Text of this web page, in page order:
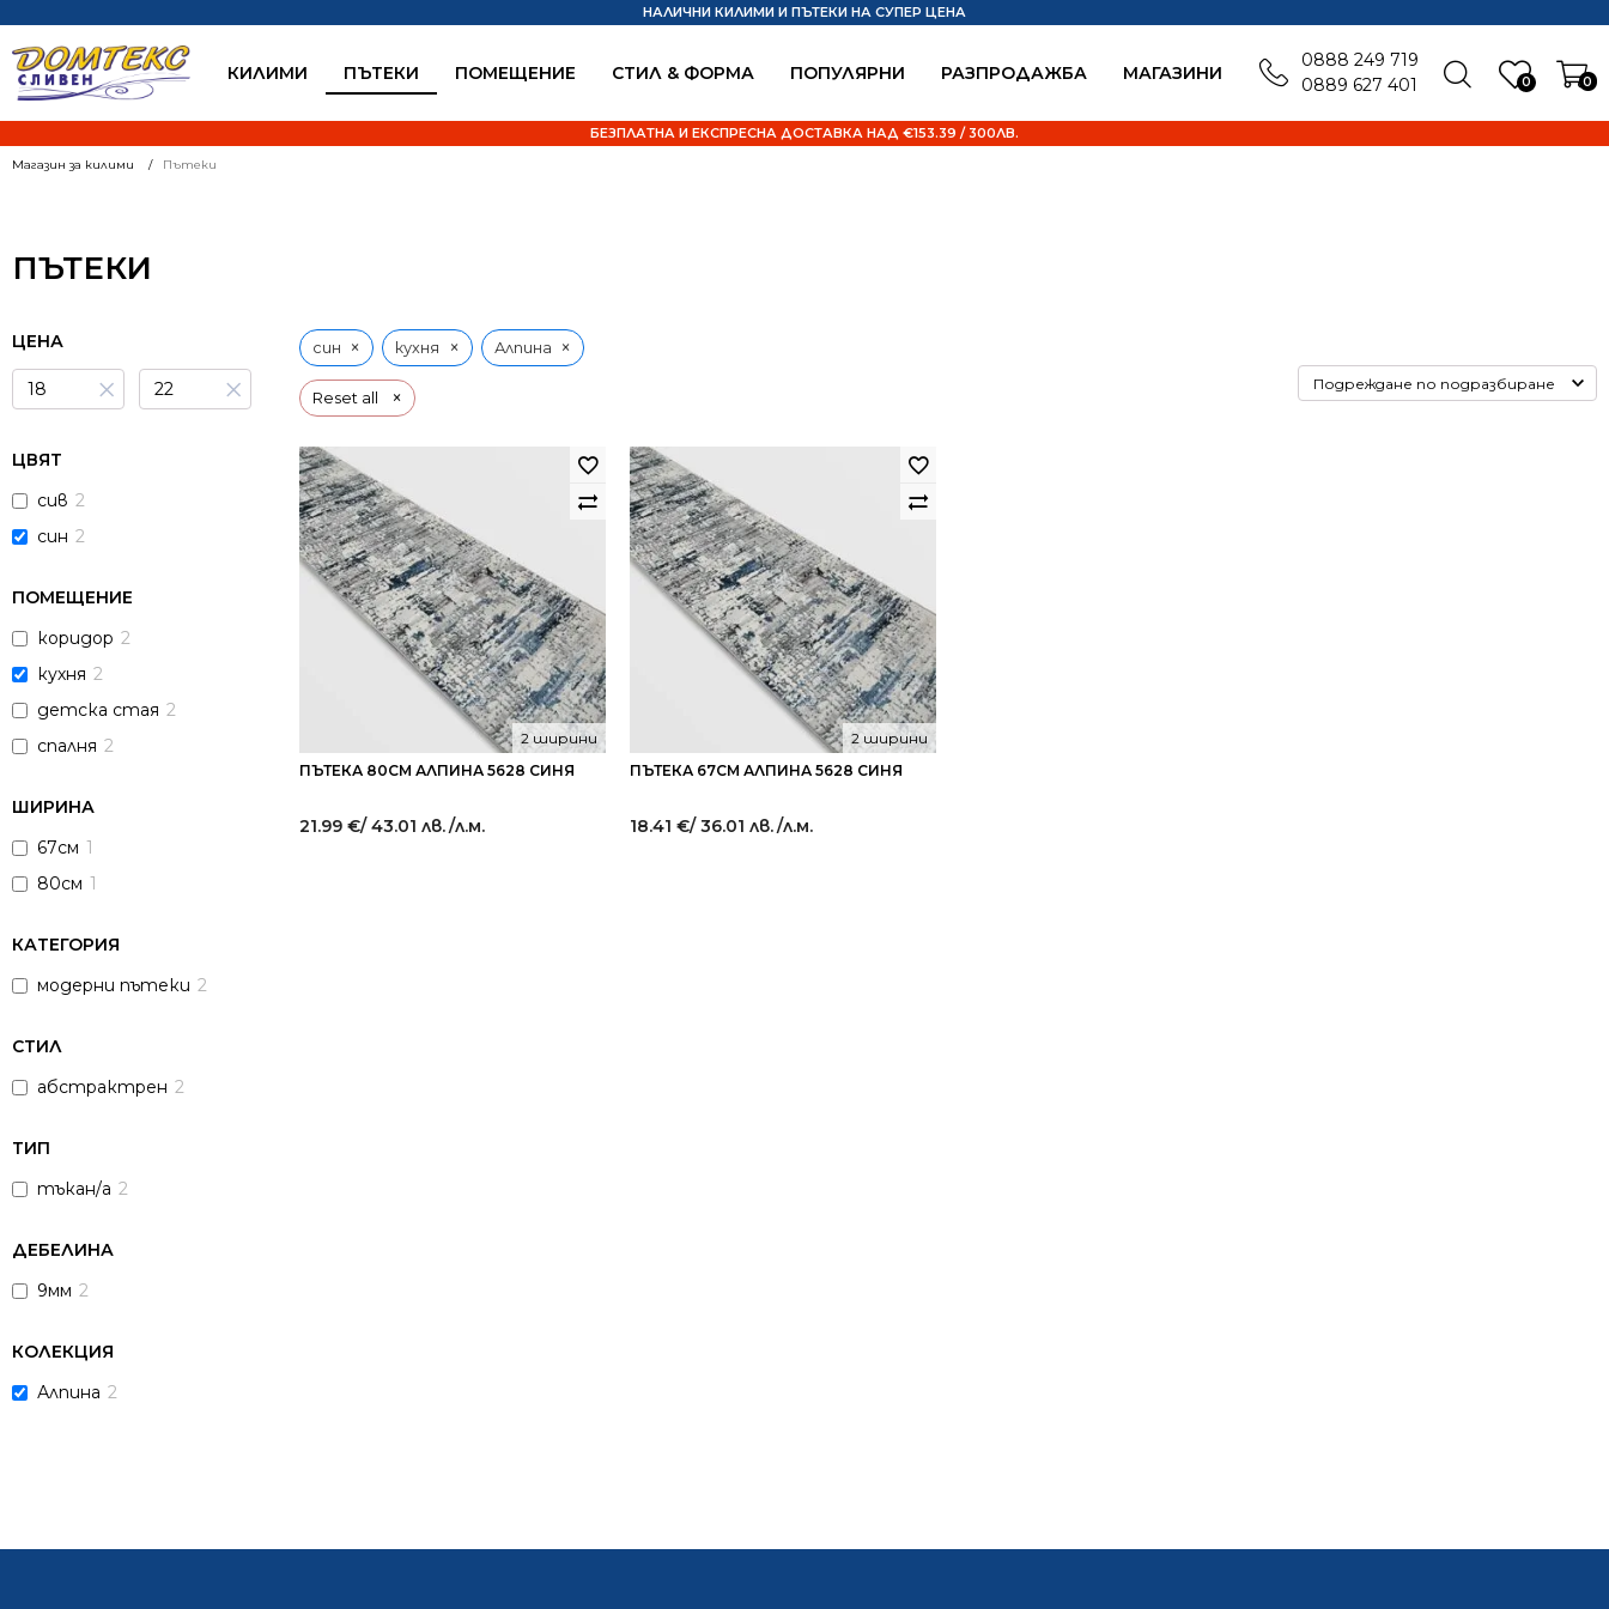
КИЛИМИ ПЪТЕКИ ПОМЕЩЕНИЕ СТИЛ & ФОРМА ПОПУЛЯРНИ РАЗПРОДАЖБА MАГАЗИНИ 0 0
НАЛИЧНИ КИЛИМИ И ПЪТЕКИ НА СУПЕР ЦЕНА
БЕЗПЛАТНА И ЕКСПРЕСНА ДОСТАВКА НАД €153.39 / 300ЛВ.
0888 249 719
0889 627 401
Магазин за килими Пътеки
ПЪТЕКИ
ЦЕНА
× ×
ЦВЯТ
сив 2
син 2
ПОМЕЩЕНИЕ
коридор 2
кухня 2
детска стая 2
спалня 2
ШИРИНА
67см 1
80см 1
КАТЕГОРИЯ
модерни пътеки 2
СТИЛ
абстрактрен 2
ТИП
тъкан/а 2
ДЕБЕЛИНА
9мм 2
КОЛЕКЦИЯ
Алпина 2
Reset all ×
син × кухня × Алпина ×
ПЪТЕКА 80СМ АЛПИНА 5628 СИНЯ
2 ширини
21.99 €/ 43.01 лв./л.м.
ПЪТЕКА 67СМ АЛПИНА 5628 СИНЯ
2 ширини
18.41 €/ 36.01 лв./л.м.